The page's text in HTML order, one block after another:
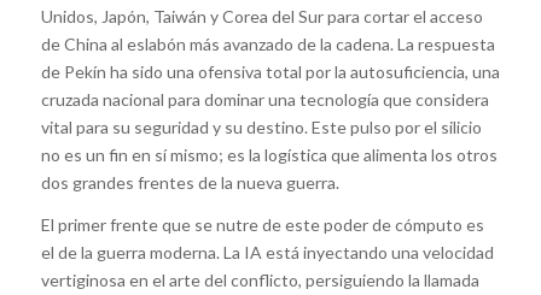
Unidos, Japón, Taiwán y Corea del Sur para cortar el acceso
de China al eslabón más avanzado de la cadena. La respuesta
de Pekín ha sido una ofensiva total por la autosuficiencia, una
cruzada nacional para dominar una tecnología que considera
vital para su seguridad y su destino. Este pulso por el silicio
no es un fin en sí mismo; es la logística que alimenta los otros
dos grandes frentes de la nueva guerra.
El primer frente que se nutre de este poder de cómputo es
el de la guerra moderna. La IA está inyectando una velocidad
vertiginosa en el arte del conflicto, persiguiendo la llamada